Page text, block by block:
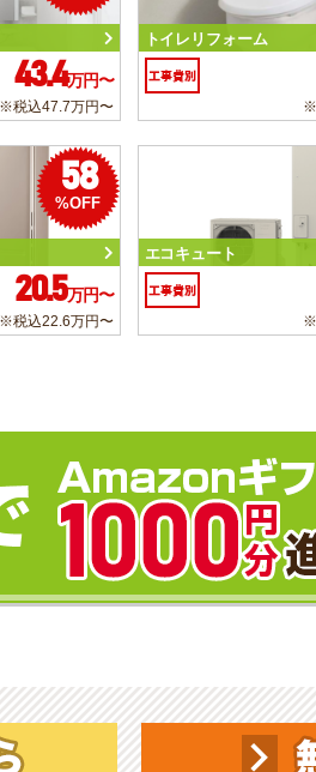
43.4万円〜
※税込47.7万円〜
トイレリフォーム
工事費別
※
58
%OFF
20.5万円〜
※税込22.6万円〜
エコキュート
工事費別
※